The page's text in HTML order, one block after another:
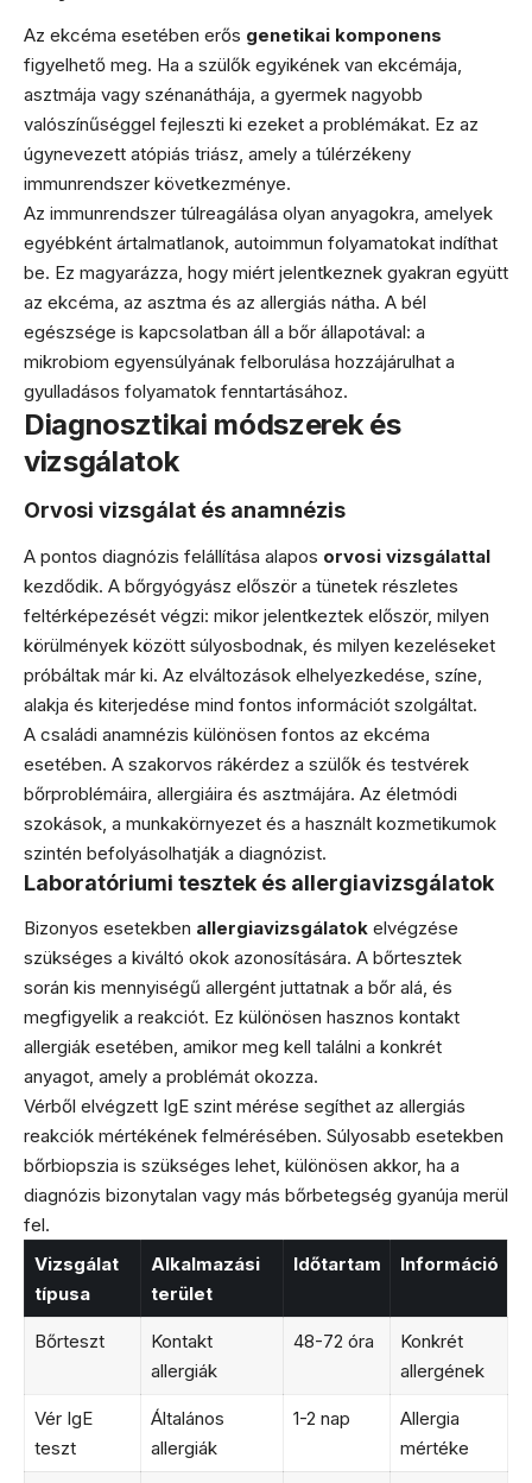
Az ekcéma esetében erős genetikai komponens
figyelhető meg. Ha a szülők egyikének van ekcémája,
asztmája vagy szénanáthája, a gyermek nagyobb
valószínűséggel fejleszti ki ezeket a problémákat. Ez az
úgynevezett atópiás triász, amely a túlérzékeny
immunrendszer következménye.
Az immunrendszer túlreagálása olyan anyagokra, amelyek
egyébként ártalmatlanok, autoimmun folyamatokat indíthat
be. Ez magyarázza, hogy miért jelentkeznek gyakran együtt
az ekcéma, az asztma és az allergiás nátha. A bél
egészsége is kapcsolatban áll a bőr állapotával: a
mikrobiom egyensúlyának felborulása hozzájárulhat a
gyulladásos folyamatok fenntartásához.
Diagnosztikai módszerek és
vizsgálatok
Orvosi vizsgálat és anamnézis
A pontos diagnózis felállítása alapos orvosi vizsgálattal
kezdődik. A bőrgyógyász először a tünetek részletes
feltérképezését végzi: mikor jelentkeztek először, milyen
körülmények között súlyosbodnak, és milyen kezeléseket
próbáltak már ki. Az elváltozások elhelyezkedése, színe,
alakja és kiterjedése mind fontos információt szolgáltat.
A családi anamnézis különösen fontos az ekcéma
esetében. A szakorvos rákérdez a szülők és testvérek
bőrproblémáira, allergiáira és asztmájára. Az életmódi
szokások, a munkakörnyezet és a használt kozmetikumok
szintén befolyásolhatják a diagnózist.
Laboratóriumi tesztek és allergiavizsgálatok
Bizonyos esetekben allergiavizsgálatok elvégzése
szükséges a kiváltó okok azonosítására. A bőrtesztek
során kis mennyiségű allergént juttatnak a bőr alá, és
megfigyelik a reakciót. Ez különösen hasznos kontakt
allergiák esetében, amikor meg kell találni a konkrét
anyagot, amely a problémát okozza.
Vérből elvégzett IgE szint mérése segíthet az allergiás
reakciók mértékének felmérésében. Súlyosabb esetekben
bőrbiopszia is szükséges lehet, különösen akkor, ha a
diagnózis bizonytalan vagy más bőrbetegség gyanúja merül
fel.
Vizsgálat
típusa
Alkalmazási
terület
Időtartam Információ
Bőrteszt
Kontakt
allergiák
48-72 óra
Konkrét
allergének
Vér IgE
teszt
Általános
allergiák
1-2 nap
Allergia
mértéke